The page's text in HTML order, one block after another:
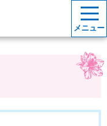
メニュー